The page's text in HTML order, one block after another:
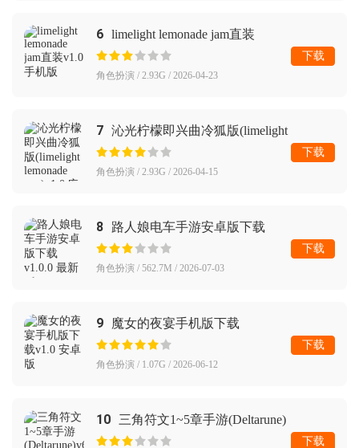
6 limelight lemonade jam直装
角色扮演 / 2.93G / 2026-04-23
下载
7 沁光柠檬即兴曲冷狐版(limelight
lemonade jam)
角色扮演 / 2.93G / 2026-04-15
下载
8 路人娘电车手游安卓版下载
角色扮演 / 562.7M / 2026-07-03
下载
9 魔女的夜宴手机版下载
角色扮演 / 1.07G / 2026-06-12
下载
10 三角符文1~5章手游(Deltarune)
下载